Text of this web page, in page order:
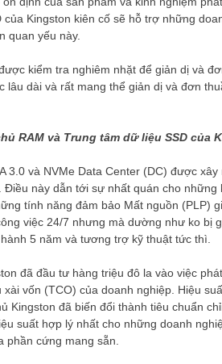
của Kingston kiên cố sẽ hỗ trợ những
quan yếu này.
kiểm tra nghiêm nhặt để giản dị và
lâu dài và rất mang thể giản dị và đơn
RAM và Trung tâm dữ liệu SSD của
3.0 và NVMe Data Center (DC) được
này dẫn tới sự nhất quán cho
tính năng đảm bảo Mất nguồn (PLP)
việc 24/7 nhưng mà dường như ko bị
5 năm và tương trợ kỹ thuật tức thì.
đã đầu tư hàng triệu đô la vào việc
vốn (TCO) của doanh nghiệp. Hiệu
Kingston đã biến đổi thành tiêu chuẩn
suất hợp lý nhất cho những doanh
phần cứng mang sẵn.